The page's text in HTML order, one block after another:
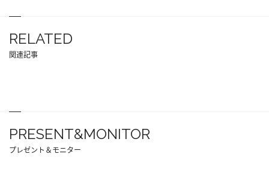
RELATED
関連記事
PRESENT&MONITOR
プレゼント＆モニター